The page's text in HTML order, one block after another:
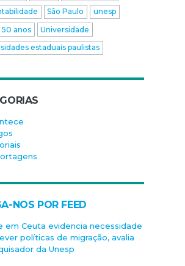
São Paulo
unesp
50 anos
Universidade
estaduais paulistas
NOS POR FEED
em Ceuta evidencia necessidade
políticas de migração, avalia
da Unesp